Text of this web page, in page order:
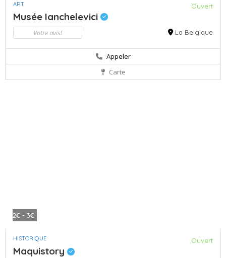
ART Ouvert
Musée Ianchelevici
Votre avis! La Belgique
Appeler
Carte
2€ - 3€
HISTORIQUE Ouvert
Maquistory